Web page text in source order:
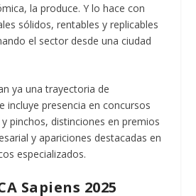
la produce. Y lo hace con
sólidos, rentables y replicables
el sector desde una ciudad
ya una trayectoria de
incluye presencia en concursos
pinchos, distinciones en premios
y apariciones destacadas en
especializados.
Sapiens 2025